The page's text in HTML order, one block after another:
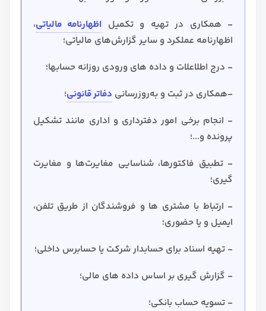
- همکاری در تهیه و تکمیل اظهارنامه مالیاتی،
اظهارنامه عملکرد و سایر گزارش‌های مالیاتی؛
- درج اطلاعلات و داده های ورودی روزانه حسابها؛
-همکاری در ثبت و به‌روزرسانی دفاتر قانونی؛
- انجام برخی امور دفترداری و اداری مانند تشکیل
پرونده و...؛
- تطبیق فاکتورها، شناسایی مغایرت‌ها و مغایرت
گیری؛
- ارتباط با مشتری ها و فروشندگان از طریق تلفن،
ایمیل و یا حضوری؛
- تهیه اسناد برای حسابدار شرکت یا حسابرس داخلی؛
- گزارش گیری بر اساس داده های مالی؛
- تسویه حساب بانکی؛